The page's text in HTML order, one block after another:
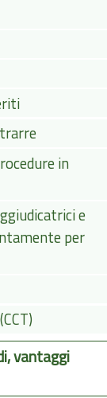
in
e
per
vantaggi